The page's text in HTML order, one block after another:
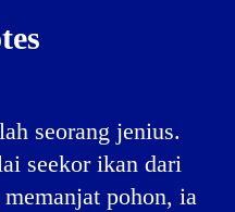
seorang jenius.
seekor ikan dari
pohon, ia